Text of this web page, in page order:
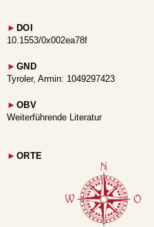
► DOI
10.1553/0x002ea78f
► GND
Tyroler, Armin: 1049297423
► OBV
Weiterführende Literatur
► ORTE